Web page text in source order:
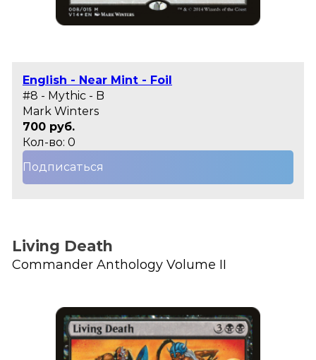
English - Near Mint - Foil
#8 - Mythic - B
Mark Winters
700 руб.
Кол-во: 0
Подписаться
Living Death
Commander Anthology Volume II